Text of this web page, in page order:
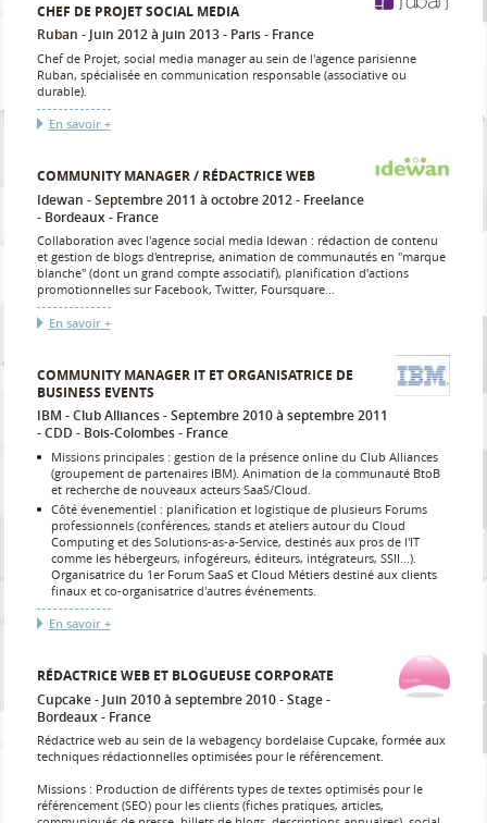
CHEF DE PROJET SOCIAL MEDIA
Ruban
Juin 2012 à juin 2013 Paris France
Chef de Projet, social media manager au sein de l'agence parisienne
Ruban, spécialisée en communication responsable (associative ou
durable).
En savoir +
COMMUNITY MANAGER / RÉDACTRICE WEB
Idewan
Septembre 2011 à octobre 2012
Freelance
Bordeaux
France
Collaboration avec l'agence social media Idewan : rédaction de contenu
et gestion de blogs d'entreprise, animation de communautés en "marque
blanche" (dont un grand compte associatif), planification d'actions
promotionnelles sur Facebook, Twitter, Foursquare...
En savoir +
COMMUNITY MANAGER IT ET ORGANISATRICE DE
BUSINESS EVENTS
IBM - Club Alliances
Septembre 2010 à septembre 2011
CDD
Bois-Colombes France
Missions principales : gestion de la présence online du Club Alliances
(groupement de partenaires IBM). Animation de la communauté BtoB
et recherche de nouveaux acteurs SaaS/Cloud.
Côté évenementiel : planification et logistique de plusieurs Forums
professionnels (conférences, stands et ateliers autour du Cloud
Computing et des Solutions-as-a-Service, destinés aux pros de l'IT
comme les hébergeurs, infogéreurs, éditeurs, intégrateurs, SSII...).
Organisatrice du 1er Forum SaaS et Cloud Métiers destiné aux clients
finaux et co-organisatrice d'autres événements.
En savoir +
RÉDACTRICE WEB ET BLOGUEUSE CORPORATE
Cupcake
Juin 2010 à septembre 2010 Stage
Bordeaux
France
Rédactrice web au sein de la webagency bordelaise Cupcake, formée aux
techniques rédactionnelles optimisées pour le référencement.
Missions : Production de différents types de textes optimisés pour le
référencement (SEO) pour les clients (fiches pratiques, articles,